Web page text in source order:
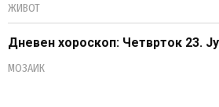
ЖИВОТ
Дневен хороскоп: Четврток 23.
МОЗАИК